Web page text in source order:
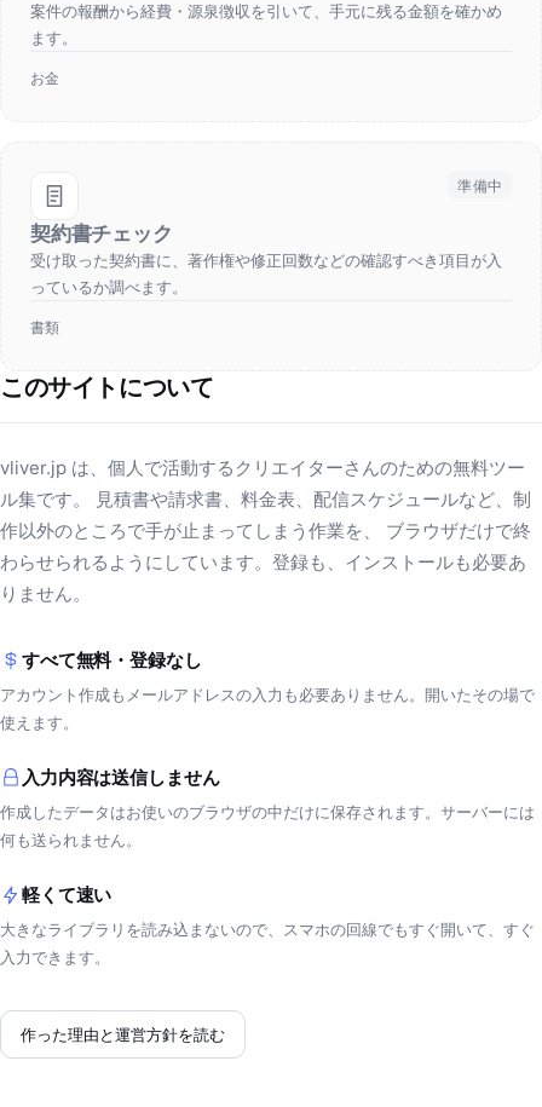
案件の報酬から経費・源泉徴収を引いて、手元に残る金額を確かめ
ます。
お金
準備中
契約書チェック
受け取った契約書に、著作権や修正回数などの確認すべき項目が入
っているか調べます。
書類
このサイトについて
vliver.jp は、個人で活動するクリエイターさんのための無料ツー
ル集です。 見積書や請求書、料金表、配信スケジュールなど、制
作以外のところで手が止まってしまう作業を、 ブラウザだけで終
わらせられるようにしています。登録も、インストールも必要あ
りません。
すべて無料・登録なし
アカウント作成もメールアドレスの入力も必要ありません。開いたその場で
使えます。
入力内容は送信しません
作成したデータはお使いのブラウザの中だけに保存されます。サーバーには
何も送られません。
軽くて速い
大きなライブラリを読み込まないので、スマホの回線でもすぐ開いて、すぐ
入力できます。
作った理由と運営方針を読む